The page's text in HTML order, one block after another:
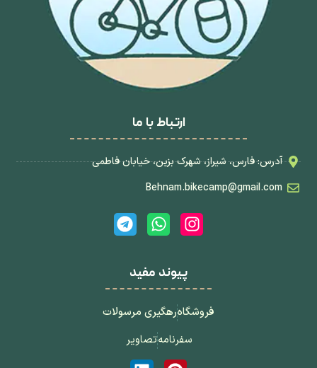
ارتباط با ما
آدرس: فارس، شیراز، شهرک بزین، خیابان فاطمی
Behnam.bikecamp@gmail.com
پیوند مفید
فروشگاهرهگیری مرسولات
سفرنامهتصاویر